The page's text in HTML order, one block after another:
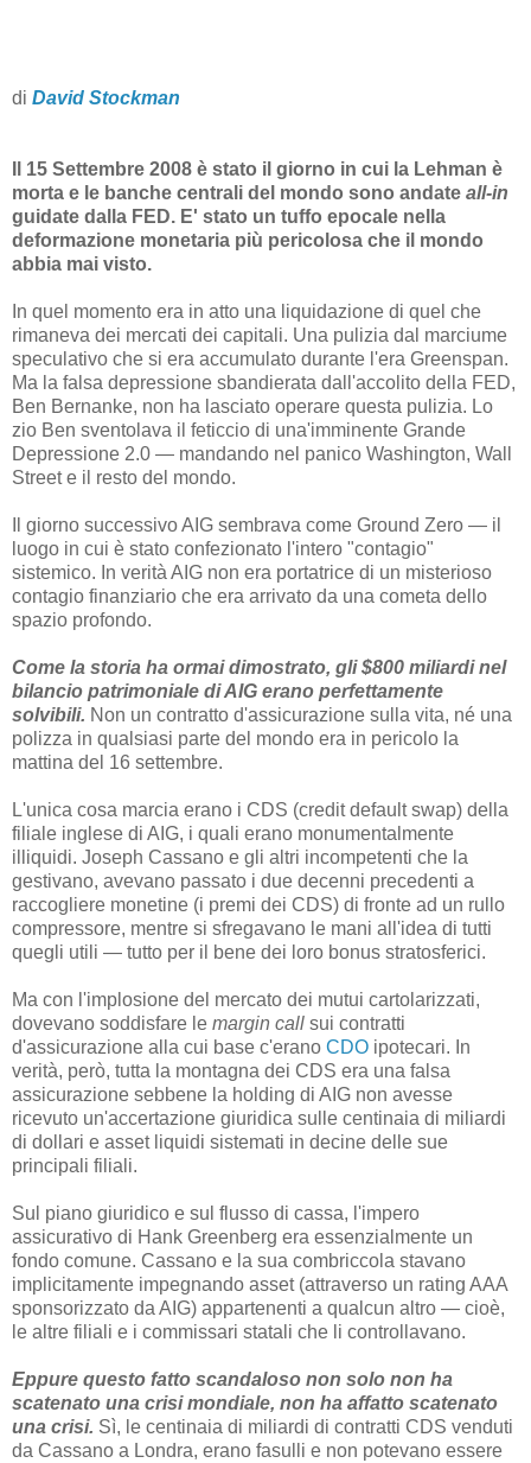
di David Stockman
Il 15 Settembre 2008 è stato il giorno in cui la Lehman è
morta e le banche centrali del mondo sono andate all-in
guidate dalla FED. E' stato un tuffo epocale nella
deformazione monetaria più pericolosa che il mondo
abbia mai visto.
In quel momento era in atto una liquidazione di quel che
rimaneva dei mercati dei capitali. Una pulizia dal marciume
speculativo che si era accumulato durante l'era Greenspan.
Ma la falsa depressione sbandierata dall'accolito della FED,
Ben Bernanke, non ha lasciato operare questa pulizia. Lo
zio Ben sventolava il feticcio di una'imminente Grande
Depressione 2.0 — mandando nel panico Washington, Wall
Street e il resto del mondo.
Il giorno successivo AIG sembrava come Ground Zero — il
luogo in cui è stato confezionato l'intero "contagio"
sistemico. In verità AIG non era portatrice di un misterioso
contagio finanziario che era arrivato da una cometa dello
spazio profondo.
Come la storia ha ormai dimostrato, gli $800 miliardi nel
bilancio patrimoniale di AIG erano perfettamente
solvibili. Non un contratto d'assicurazione sulla vita, né una
polizza in qualsiasi parte del mondo era in pericolo la
mattina del 16 settembre.
L'unica cosa marcia erano i CDS (credit default swap) della
filiale inglese di AIG, i quali erano monumentalmente
illiquidi. Joseph Cassano e gli altri incompetenti che la
gestivano, avevano passato i due decenni precedenti a
raccogliere monetine (i premi dei CDS) di fronte ad un rullo
compressore, mentre si sfregavano le mani all'idea di tutti
quegli utili — tutto per il bene dei loro bonus stratosferici.
Ma con l'implosione del mercato dei mutui cartolarizzati,
dovevano soddisfare le margin call sui contratti
d'assicurazione alla cui base c'erano CDO ipotecari. In
verità, però, tutta la montagna dei CDS era una falsa
assicurazione sebbene la holding di AIG non avesse
ricevuto un'accertazione giuridica sulle centinaia di miliardi
di dollari e asset liquidi sistemati in decine delle sue
principali filiali.
Sul piano giuridico e sul flusso di cassa, l'impero
assicurativo di Hank Greenberg era essenzialmente un
fondo comune. Cassano e la sua combriccola stavano
implicitamente impegnando asset (attraverso un rating AAA
sponsorizzato da AIG) appartenenti a qualcun altro — cioè,
le altre filiali e i commissari statali che li controllavano.
Eppure questo fatto scandaloso non solo non ha
scatenato una crisi mondiale, non ha affatto scatenato
una crisi. Sì, le centinaia di miliardi di contratti CDS venduti
da Cassano a Londra, erano fasulli e non potevano essere